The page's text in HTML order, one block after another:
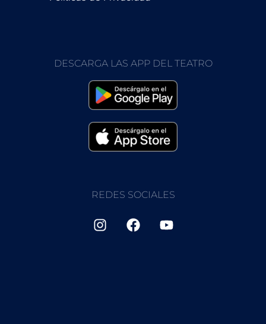
DESCARGA LAS APP DEL TEATRO
REDES SOCIALES